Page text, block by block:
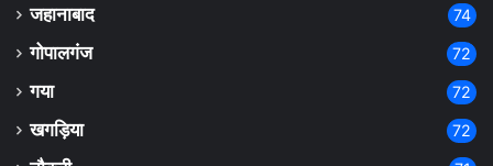
जहानाबाद 74
गोपालगंज 72
गया 72
खगड़िया 72